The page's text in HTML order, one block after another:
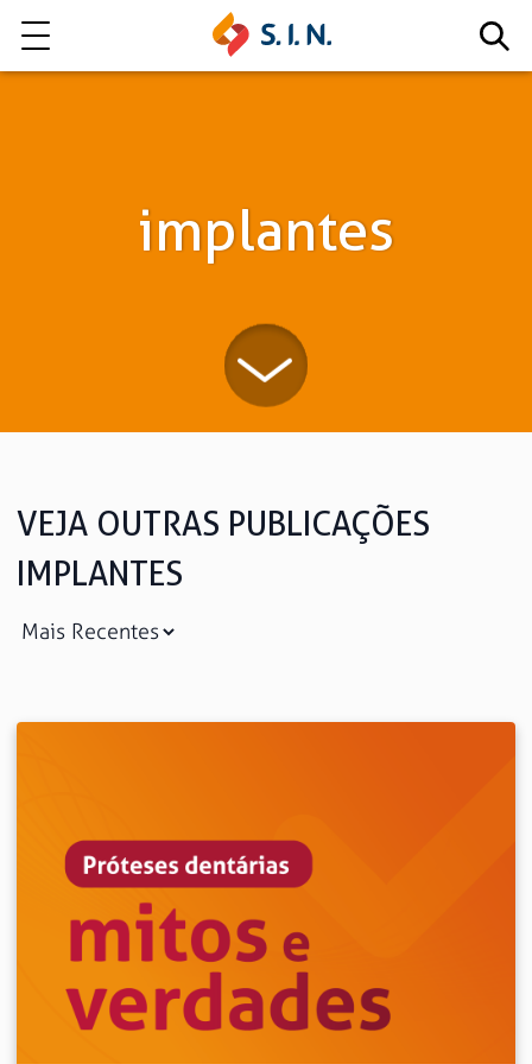
LITE
Onde estamos
Nossas iniciativas
implantes
VEJA OUTRAS PUBLICAÇÕES
IMPLANTES